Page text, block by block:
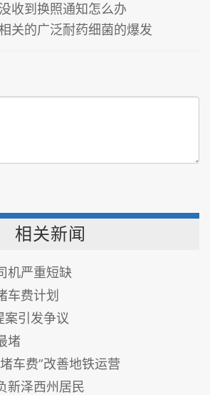
收到换照通知怎么办
关的广泛耐药细菌的爆发
相关新闻
机严重短缺
车费计划
案引发争议
堵
车费”改善地铁运营
新泽西州居民